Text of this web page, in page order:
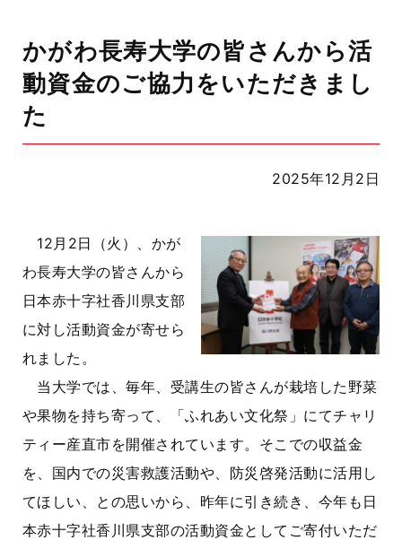
かがわ長寿大学の皆さんから活
動資金のご協力をいただきまし
た
2025年12月2日
12月2日（火）、かが
わ長寿大学の皆さんから
日本赤十字社香川県支部
に対し活動資金が寄せら
れました。
当大学では、毎年、受講生の皆さんが栽培した野菜
や果物を持ち寄って、「ふれあい文化祭」にてチャリ
ティー産直市を開催されています。そこでの収益金
を、国内での災害救護活動や、防災啓発活動に活用し
てほしい、との思いから、昨年に引き続き、今年も日
本赤十字社香川県支部の活動資金としてご寄付いただ